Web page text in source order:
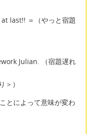
last!! ＝（やっと宿題
Julian. （宿題遅れ
）
とによって意味が変わ